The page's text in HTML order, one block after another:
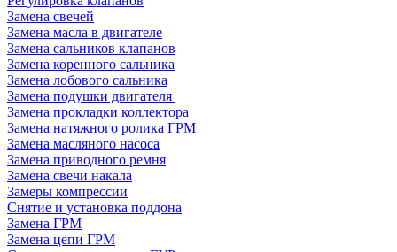
Замена свечей
Замена масла в двигателе
Замена сальников клапанов
Замена коренного сальника
Замена лобового сальника
Замена подушки двигателя
Замена прокладки коллектора
Замена натяжного ролика ГРМ
Замена масляного насоса
Замена приводного ремня
Замена свечи накала
Замеры компрессии
Снятие и установка поддона
Замена ГРМ
Замена цепи ГРМ